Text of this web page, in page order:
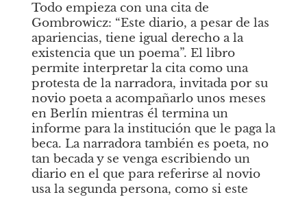
Todo empieza con una cita de
Gombrowicz: “Este diario, a pesar de las
apariencias, tiene igual derecho a la
existencia que un poema”. El libro
permite interpretar la cita como una
protesta de la narradora, invitada por su
novio poeta a acompañarlo unos meses
en Berlín mientras él termina un
informe para la institución que le paga la
beca. La narradora también es poeta, no
tan becada y se venga escribiendo un
diario en el que para referirse al novio
usa la segunda persona, como si este